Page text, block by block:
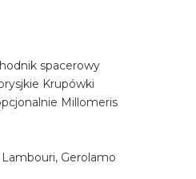
spacerowy
Krupówki
Millomeris
Gerolamo